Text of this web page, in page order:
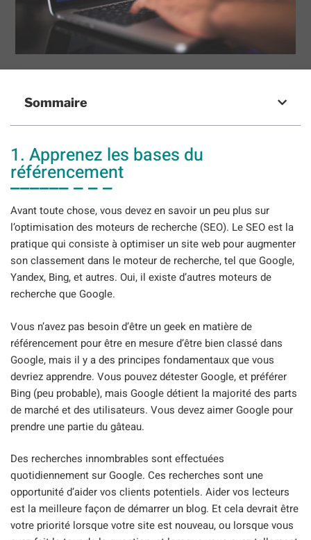
Sommaire
1. Apprenez les bases du
référencement
Avant toute chose, vous devez en savoir un peu plus sur
l’optimisation des moteurs de recherche (SEO). Le SEO est la
pratique qui consiste à optimiser un site web pour augmenter
son classement dans le moteur de recherche, tel que Google,
Yandex, Bing, et autres. Oui, il existe d’autres moteurs de
recherche que Google.
Vous n’avez pas besoin d’être un geek en matière de
référencement pour être en mesure d’être bien classé dans
Google, mais il y a des principes fondamentaux que vous
devriez apprendre. Vous pouvez détester Google, et préférer
Bing (peu probable), mais Google détient la majorité des parts
de marché et des utilisateurs. Vous devez aimer Google pour
prendre une partie du gâteau.
Des recherches innombrables sont effectuées
quotidiennement sur Google. Ces recherches sont une
opportunité d’aider vos clients potentiels. Aider vos lecteurs
est la meilleure façon de démarrer un blog. Et cela devrait être
votre priorité lorsque votre site est nouveau, ou lorsque vous